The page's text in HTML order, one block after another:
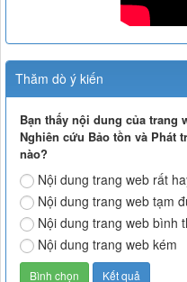
Thăm dò ý kiến
Bạn thấy nội dung của trang
Nghiên cứu Bảo tồn và Phát
nào?
Nội dung trang web rất
Nội dung trang web tạm
Nội dung trang web bình
Nội dung trang web kém